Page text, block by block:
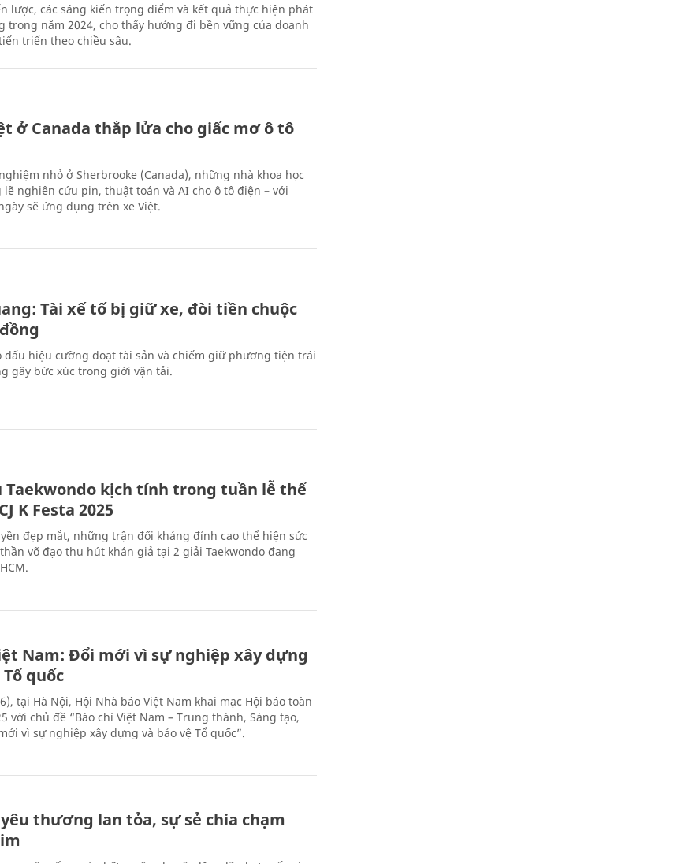
lược, các sáng kiến trọng điểm và kết quả thực hiện phát
trong năm 2024, cho thấy hướng đi bền vững của doanh
triển theo chiều sâu.
ở Canada thắp lửa cho giấc mơ ô tô
nhỏ ở Sherbrooke (Canada), những nhà khoa học
lẽ nghiên cứu pin, thuật toán và AI cho ô tô điện – với
sẽ ứng dụng trên xe Việt.
Tài xế tố bị giữ xe, đòi tiền chuộc
dấu hiệu cưỡng đoạt tài sản và chiếm giữ phương tiện trái
gây bức xúc trong giới vận tải.
Taekwondo kịch tính trong tuần lễ thể
K Festa 2025
đẹp mắt, những trận đối kháng đỉnh cao thể hiện sức
võ đạo thu hút khán giả tại 2 giải Taekwondo đang
Nam: Đổi mới vì sự nghiệp xây dựng
quốc
tại Hà Nội, Hội Nhà báo Việt Nam khai mạc Hội báo toàn
với chủ đề “Báo chí Việt Nam – Trung thành, Sáng tạo,
vì sự nghiệp xây dựng và bảo vệ Tổ quốc”.
yêu thương lan tỏa, sự sẻ chia chạm